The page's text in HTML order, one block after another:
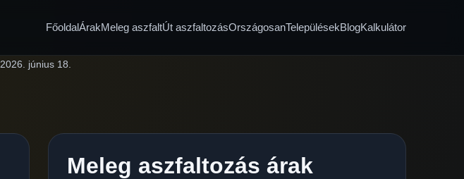
FőoldalÁrakMeleg aszfaltÚt aszfaltozásOrszágosanTelepülésekBlogKalkulátor
2026. június 18.
Meleg aszfaltozás árak